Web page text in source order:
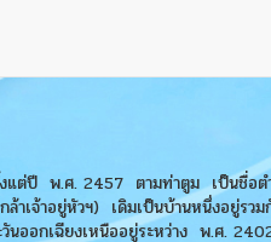
แต่ปี พ.ศ. 2457 ตามท่าตูม เป็นชื่
เจ้าอยู่หัวฯ) เดิมเป็นบ้านหนึ่งอยู่รว
วันออกเฉียงเหนืออยู่ระหว่าง พ.ศ